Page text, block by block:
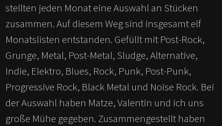
stellten jeden Monat eine Auswahl an Stücken
zusammen. Auf diesem Weg sind insgesamt elf
Monatslisten entstanden. Gefüllt mit Post-Rock,
Grunge, Metal, Post-Metal, Sludge, Alternative,
Indie, Elektro, Blues, Rock, Punk, Post-Punk,
Progressive Rock, Black Metal und Noise Rock. Bei
der Auswahl haben Matze, Valentin und ich uns
große Mühe gegeben. Zusammengestellt haben